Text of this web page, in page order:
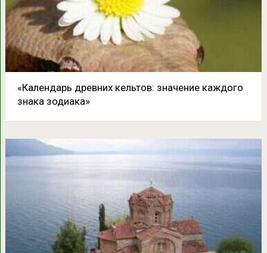
«Календарь древних кельтов: значение каждого
знака зодиака»